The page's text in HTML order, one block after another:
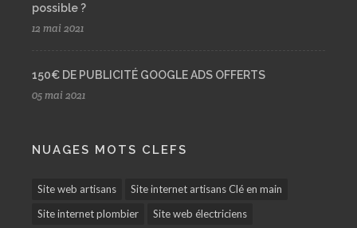
possible ?
12 mai 2021
150€ DE PUBLICITÉ GOOGLE ADS OFFERTS
05 mai 2021
NUAGES MOTS CLEFS
Site web artisans
Site internet artisans Clé en main
Site internet plombier
Site web électriciens